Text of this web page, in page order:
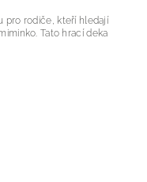
pro rodiče, kteří hledají
Tato hrací deka